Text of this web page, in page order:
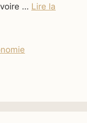
… Lire la